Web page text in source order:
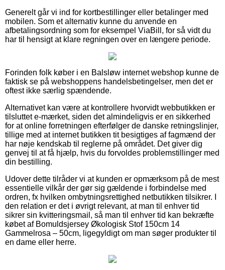
Generelt går vi ind for kortbestillinger eller betalinger med
mobilen. Som et alternativ kunne du anvende en
afbetalingsordning som for eksempel ViaBill, for så vidt du
har til hensigt at klare regningen over en længere periode.
Forinden folk køber i en Balsløw internet webshop kunne de
faktisk se på webshoppens handelsbetingelser, men det er
oftest ikke særlig spændende.
Alternativet kan være at kontrollere hvorvidt webbutikken er
tilsluttet e-mærket, siden det almindeligvis er en sikkerhed
for at online forretningen efterfølger de danske retningslinjer,
tillige med at internet butikken tit besigtiges af fagmænd der
har nøje kendskab til reglerne på området. Det giver dig
genvej til at få hjælp, hvis du forvoldes problemstillinger med
din bestilling.
Udover dette tilråder vi at kunden er opmærksom på de mest
essentielle vilkår der gør sig gældende i forbindelse med
ordren, fx hvilken ombytningsrettighed netbutikken tilsikrer. I
den relation er det i øvrigt relevant, at man til enhver tid
sikrer sin kvitteringsmail, så man til enhver tid kan bekræfte
købet af Bomuldsjersey Økologisk Stof 150cm 14
Gammelrosa – 50cm, ligegyldigt om man søger produkter til
en dame eller herre.